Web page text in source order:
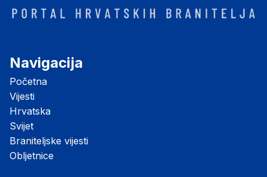
Navigacija
Početna
Vijesti
Hrvatska
Svijet
Braniteljske vijesti
Obljetnice